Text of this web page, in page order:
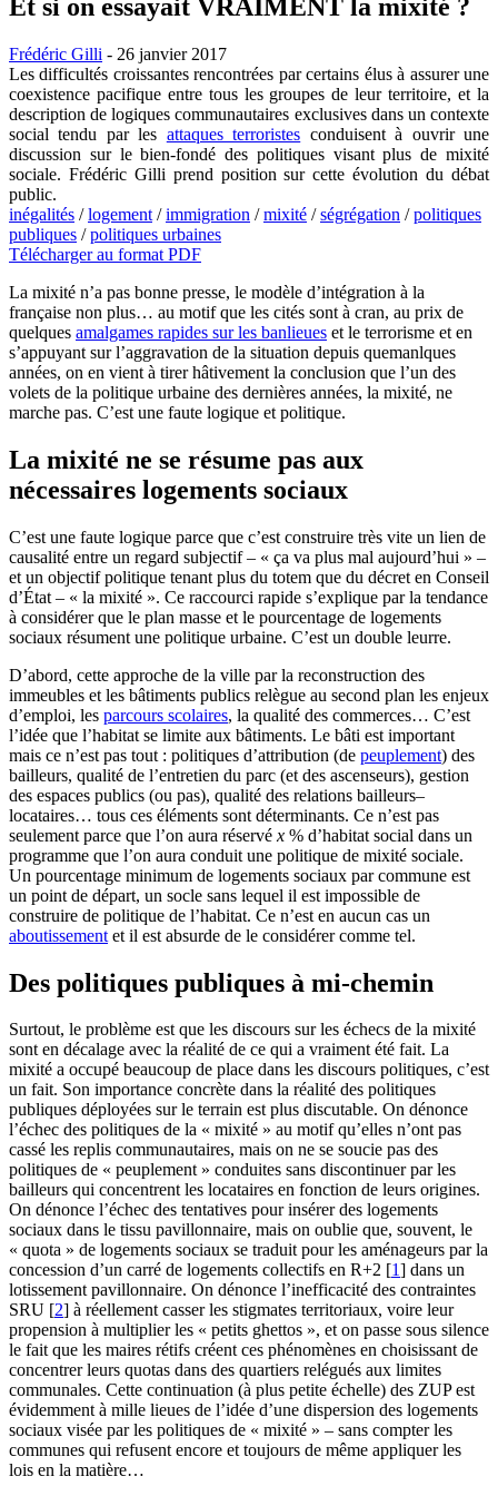
Et si on essayait VRAIMENT la mixité ?
Frédéric Gilli - 26 janvier 2017
Les difficultés croissantes rencontrées par certains élus à assurer une
coexistence pacifique entre tous les groupes de leur territoire, et la
description de logiques communautaires exclusives dans un contexte
social tendu par les attaques terroristes conduisent à ouvrir une
discussion sur le bien-fondé des politiques visant plus de mixité
sociale. Frédéric Gilli prend position sur cette évolution du débat
public.
inégalités /logement /immigration /mixité /ségrégation /politiques
publiques /politiques urbaines
Télécharger au format PDF
La mixité n’a pas bonne presse, le modèle d’intégration à la
française non plus… au motif que les cités sont à cran, au prix de
quelques amalgames rapides sur les banlieues et le terrorisme et en
s’appuyant sur l’aggravation de la situation depuis quemanlques
années, on en vient à tirer hâtivement la conclusion que l’un des
volets de la politique urbaine des dernières années, la mixité, ne
marche pas. C’est une faute logique et politique.
La mixité ne se résume pas aux
nécessaires logements sociaux
C’est une faute logique parce que c’est construire très vite un lien de
causalité entre un regard subjectif – « ça va plus mal aujourd’hui » –
et un objectif politique tenant plus du totem que du décret en Conseil
d’État – « la mixité ». Ce raccourci rapide s’explique par la tendance
à considérer que le plan masse et le pourcentage de logements
sociaux résument une politique urbaine. C’est un double leurre.
D’abord, cette approche de la ville par la reconstruction des
immeubles et les bâtiments publics relègue au second plan les enjeux
d’emploi, les parcours scolaires, la qualité des commerces… C’est
l’idée que l’habitat se limite aux bâtiments. Le bâti est important
mais ce n’est pas tout : politiques d’attribution (de peuplement) des
bailleurs, qualité de l’entretien du parc (et des ascenseurs), gestion
des espaces publics (ou pas), qualité des relations bailleurs–
locataires… tous ces éléments sont déterminants. Ce n’est pas
seulement parce que l’on aura réservé x % d’habitat social dans un
programme que l’on aura conduit une politique de mixité sociale.
Un pourcentage minimum de logements sociaux par commune est
un point de départ, un socle sans lequel il est impossible de
construire de politique de l’habitat. Ce n’est en aucun cas un
aboutissement et il est absurde de le considérer comme tel.
Des politiques publiques à mi-chemin
Surtout, le problème est que les discours sur les échecs de la mixité
sont en décalage avec la réalité de ce qui a vraiment été fait. La
mixité a occupé beaucoup de place dans les discours politiques, c’est
un fait. Son importance concrète dans la réalité des politiques
publiques déployées sur le terrain est plus discutable. On dénonce
l’échec des politiques de la « mixité » au motif qu’elles n’ont pas
cassé les replis communautaires, mais on ne se soucie pas des
politiques de « peuplement » conduites sans discontinuer par les
bailleurs qui concentrent les locataires en fonction de leurs origines.
On dénonce l’échec des tentatives pour insérer des logements
sociaux dans le tissu pavillonnaire, mais on oublie que, souvent, le
« quota » de logements sociaux se traduit pour les aménageurs par la
concession d’un carré de logements collectifs en R+2 [1] dans un
lotissement pavillonnaire. On dénonce l’inefficacité des contraintes
SRU [2] à réellement casser les stigmates territoriaux, voire leur
propension à multiplier les « petits ghettos », et on passe sous silence
le fait que les maires rétifs créent ces phénomènes en choisissant de
concentrer leurs quotas dans des quartiers relégués aux limites
communales. Cette continuation (à plus petite échelle) des ZUP est
évidemment à mille lieues de l’idée d’une dispersion des logements
sociaux visée par les politiques de « mixité » – sans compter les
communes qui refusent encore et toujours de même appliquer les
lois en la matière…